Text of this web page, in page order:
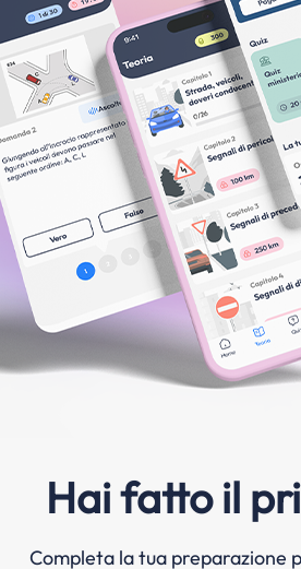
Hai fatto il
Completa la tua preparazione